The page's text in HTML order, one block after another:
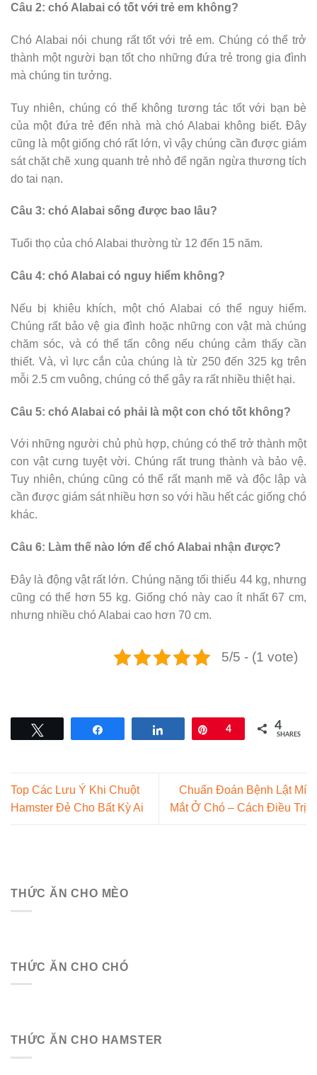
Câu 2: chó Alabai có tốt với trẻ em không?
Chó Alabai nói chung rất tốt với trẻ em. Chúng có thể trở
thành một người bạn tốt cho những đứa trẻ trong gia đình
mà chúng tin tưởng.
Tuy nhiên, chúng có thể không tương tác tốt với bạn bè
của một đứa trẻ đến nhà mà chó Alabai không biết. Đây
cũng là một giống chó rất lớn, vì vậy chúng cần được giám
sát chặt chẽ xung quanh trẻ nhỏ để ngăn ngừa thương tích
do tai nạn.
Câu 3: chó Alabai sống được bao lâu?
Tuổi thọ của chó Alabai thường từ 12 đến 15 năm.
Câu 4: chó Alabai có nguy hiểm không?
Nếu bị khiêu khích, một chó Alabai có thể nguy hiểm.
Chúng rất bảo vệ gia đình hoặc những con vật mà chúng
chăm sóc, và có thể tấn công nếu chúng cảm thấy cần
thiết. Và, vì lực cắn của chúng là từ 250 đến 325 kg trên
mỗi 2.5 cm vuông, chúng có thể gây ra rất nhiều thiệt hại.
Câu 5: chó Alabai có phải là một con chó tốt không?
Với những người chủ phù hợp, chúng có thể trở thành một
con vật cưng tuyệt vời. Chúng rất trung thành và bảo vệ.
Tuy nhiên, chúng cũng có thể rất mạnh mẽ và độc lập và
cần được giám sát nhiều hơn so với hầu hết các giống chó
khác.
Câu 6: Làm thế nào lớn để chó Alabai nhận được?
Đây là động vật rất lớn. Chúng nặng tối thiểu 44 kg, nhưng
cũng có thể hơn 55 kg. Giống chó này cao ít nhất 67 cm,
nhưng nhiều chó Alabai cao hơn 70 cm.
5/5 - (1 vote)
Pin
4 4
SHARES
Top Các Lưu Ý Khi Chuột
Hamster Đẻ Cho Bất Kỳ Ai
Chuẩn Đoán Bệnh Lật Mí
Mắt Ở Chó – Cách Điều Trị
THỨC ĂN CHO MÈO
THỨC ĂN CHO CHÓ
THỨC ĂN CHO HAMSTER